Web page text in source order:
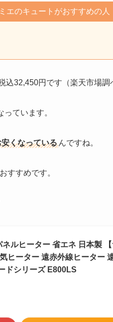
エのキュートがおすすめの人
32,450円です（楽天市場調
ています。
くなっている んですね。
すすめです。
ルヒーター 省エネ 日本製
ヒーター 遠赤外線ヒーター
ドシリーズ E800LS